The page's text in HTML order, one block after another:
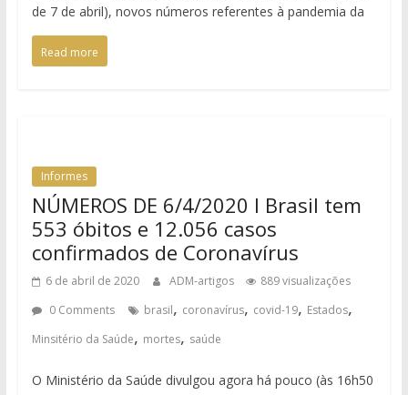
de 7 de abril), novos números referentes à pandemia da
Read more
Informes
NÚMEROS DE 6/4/2020 I Brasil tem
553 óbitos e 12.056 casos
confirmados de Coronavírus
6 de abril de 2020 ADM-artigos
889 visualizações
0 Comments
brasil, coronavírus, covid-19, Estados,
Minsitério da Saúde, mortes, saúde
O Ministério da Saúde divulgou agora há pouco (às 16h50